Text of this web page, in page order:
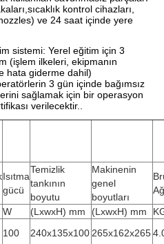
kontrol cihazları,
ve 24 saat içinde yere
sistemi: Yerel eğitim için 3
(işlem ilkeleri, ekipmanın
hata giderme dahil)
3 gün içinde bağımsız
sağlamak için bir operasyon
verilecektir..
Isıtma
gücü
Temizlik
tankının
boyutu
Makinenin
genel
boyutları
W (LxwxH) mm (LxwxH) mm
100 240x135x100 265x162x265